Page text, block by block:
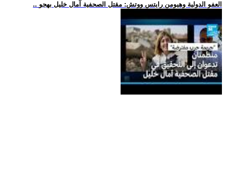
.. العفو الدولية وهيومن رايتس ووتش: مقتل الصحفية آمال خليل بهجو